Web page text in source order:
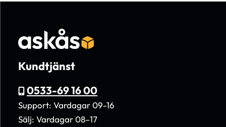
Kundtjänst
0533-69 16 00
Support: Vardagar 09-16
Sälj: Vardagar 08–17